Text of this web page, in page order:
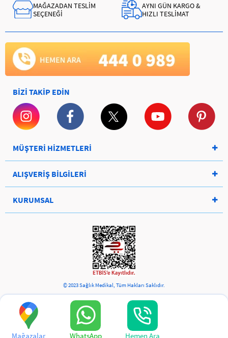
MAĞAZADAN TESLİM
SEÇENEĞİ
AYNI GÜN KARGO &
HIZLI TESLİMAT
BİZİ TAKİP EDİN
MÜŞTERİ HİZMETLERİ
ALIŞVERİŞ BİLGİLERİ
KURUMSAL
© 2023 Sağlık Medikal, Tüm Hakları Saklıdır.
Mağazalar WhatsApp Hemen Ara